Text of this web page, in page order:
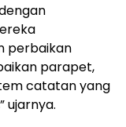
perbaikan
parapet,
catatan yang
ujarnya.